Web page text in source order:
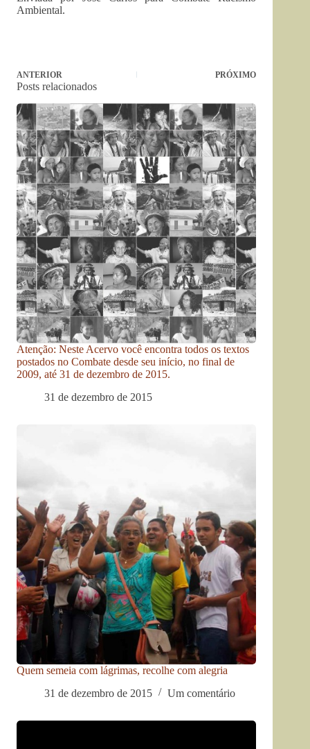
Ambiental.
ANTERIOR PRÓXIMO
Posts relacionados
Atenção: Neste Acervo você encontra todos os textos
postados no Combate desde seu início, no final de
2009, até 31 de dezembro de 2015.
31 de dezembro de 2015
Quem semeia com lágrimas, recolhe com alegria
31 de dezembro de 2015
Um comentário